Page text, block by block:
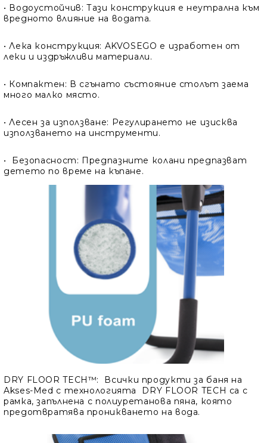
• Водоустойчив:Тази конструкция е неутрална към
вредното влияние на водата.
•Лека конструкция: AKVOSEGO е изработен от
леки и издръжливи материали.
• Компактен: В сгънато състояние столът заема
много малко място.
•Лесен за използване: Регулирането не изисква
използването на инструменти.
• Безопасност: Предпазните колани предпазват
детето по време на къпане.
DRY FLOOR TECH™:
Всички продукти за баня на
Akses-Med с технологията DRY FLOOR TECH са с
рамка, запълнена с полиуретанова пяна, която
предотвратява проникването на вода.